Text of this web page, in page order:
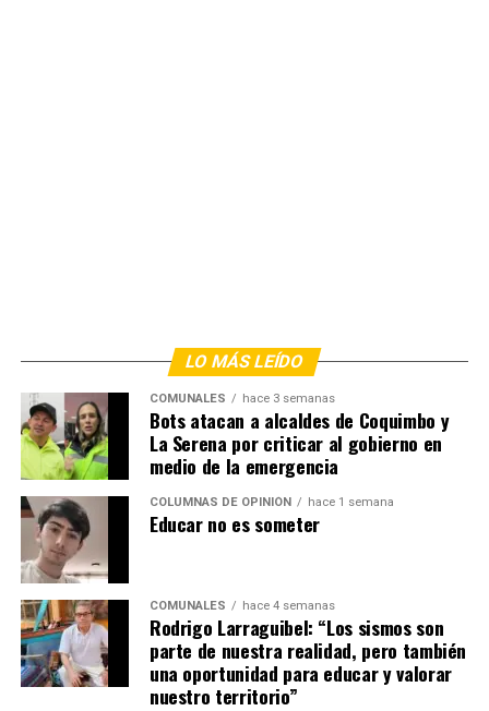
LO MÁS LEÍDO
COMUNALES hace 3 semanas
Bots atacan a alcaldes de Coquimbo y
La Serena por criticar al gobierno en
medio de la emergencia
COLUMNAS DE OPINIÓN hace 1 semana
Educar no es someter
COMUNALES hace 4 semanas
Rodrigo Larraguibel: “Los sismos son
parte de nuestra realidad, pero también
una oportunidad para educar y valorar
nuestro territorio”